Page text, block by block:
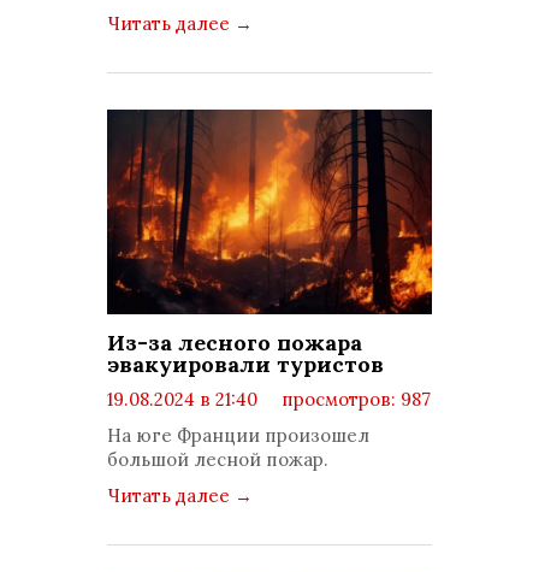
Читать далее →
Из-за лесного пожара
эвакуировали туристов
19.08.2024 в 21:40
просмотров: 987
комментариев: 0
На юге Франции произошел
большой лесной пожар.
Читать далее →